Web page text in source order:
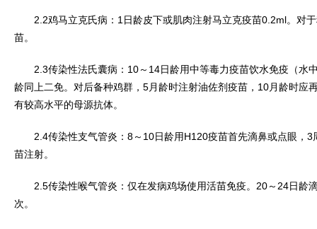
2.2鸡马立克氏病：1日龄皮下或肌肉注射马立克疫苗0.2ml。对于
苗。
2.3传染性法氏囊病：10～14日龄用中等毒力疫苗饮水免疫（水
龄同上二免。对后备种鸡群，5月龄时注射油佐剂疫苗，10月龄时应
有较高水平的母源抗体。
2.4传染性支气管炎：8～10日龄用H120疫苗首先滴鼻或点眼，3
苗注射。
2.5传染性喉气管炎：仅在发病鸡场使用活苗免疫。20～24日龄
次。